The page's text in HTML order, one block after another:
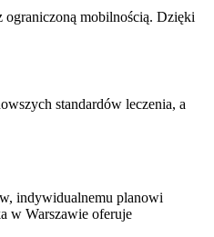
ograniczoną mobilnością. Dzięki
standardów leczenia, a
indywidualnemu planowi
w Warszawie oferuje